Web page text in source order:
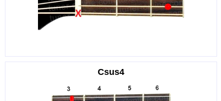
Csus4